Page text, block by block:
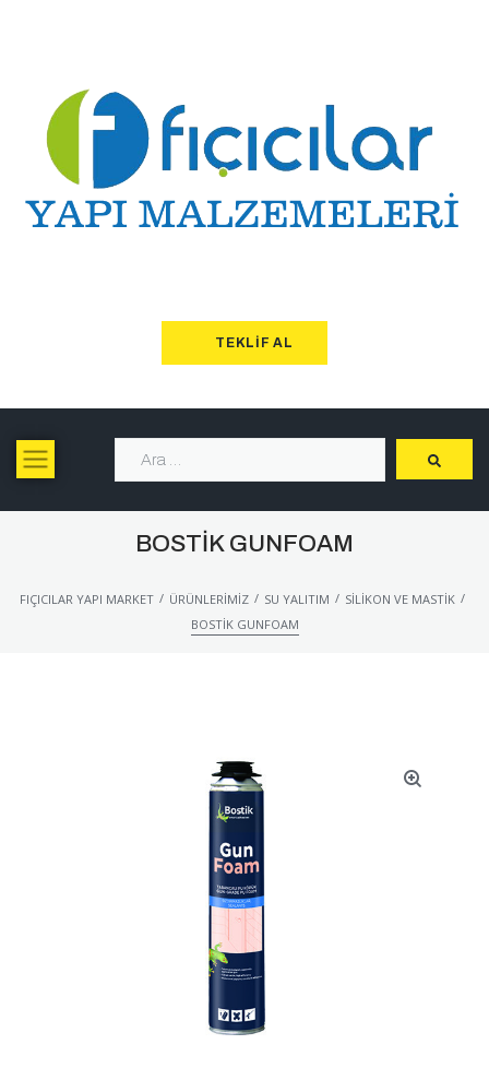
TEKLIF AL
BOSTIK GUNFOAM
FIÇICILAR YAPI MARKET / ÜRÜNLERIMIZ / SU YALITIM / SILIKON VE MASTIK /
BOSTIK GUNFOAM